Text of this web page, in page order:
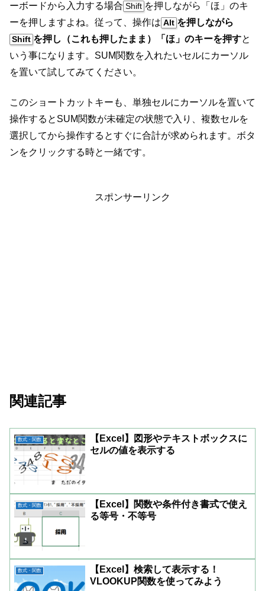
ーボードから入力する場合 Shift を押しながら「ほ」のキ
ーを押しますよね。従って、操作は Alt を押しながら
Shift を押し（これも押したまま）「ほ」のキーを押すと
いう事になります。SUM関数を入れたいセルにカーソル
を置いて試してみてください。
このショートカットキーも、単独セルにカーソルを置いて
操作するとSUM関数が未確定の状態で入り、複数セルを
選択してから操作するとすぐに合計が求められます。ボタ
ンをクリックする時と一緒です。
スポンサーリンク
関連記事
数式・関数
【Excel】図形やテキストボックスに
セルの値を表示する
数式・関数
【Excel】関数や条件付き書式で使え
る等号・不等号
数式・関数
【Excel】検索して表示する！
VLOOKUP関数を使ってみよう